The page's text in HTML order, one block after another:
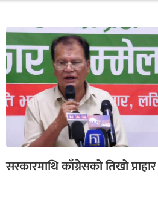
सरकारमाथि काँग्रेसको तिखो प्राहार